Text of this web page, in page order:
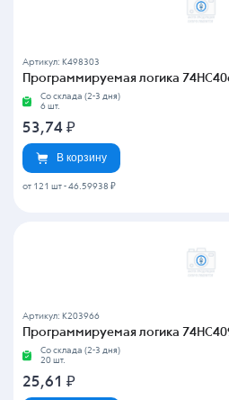
Артикул: K498303
Программируемая логика
Со склада (2-3 дня)
6 шт.
53,74 ₽
В корзину
от 121 шт - 46.59938 ₽
Артикул: K203966
Программируемая логика
Со склада (2-3 дня)
20 шт.
25,61 ₽